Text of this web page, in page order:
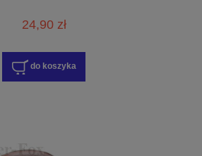
24,90 zł
do koszyka